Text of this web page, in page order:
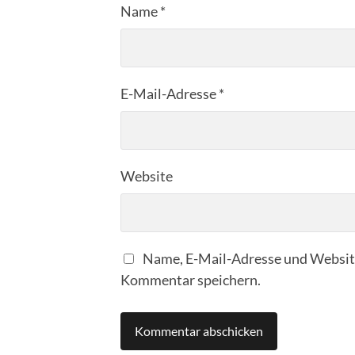
Name*
E-Mail-Adresse*
Website
Name, E-Mail-Adresse und
Kommentar speichern.